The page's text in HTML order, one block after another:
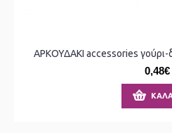
ΑΡΚΟΥΔΑΚΙ accessories
0,48€